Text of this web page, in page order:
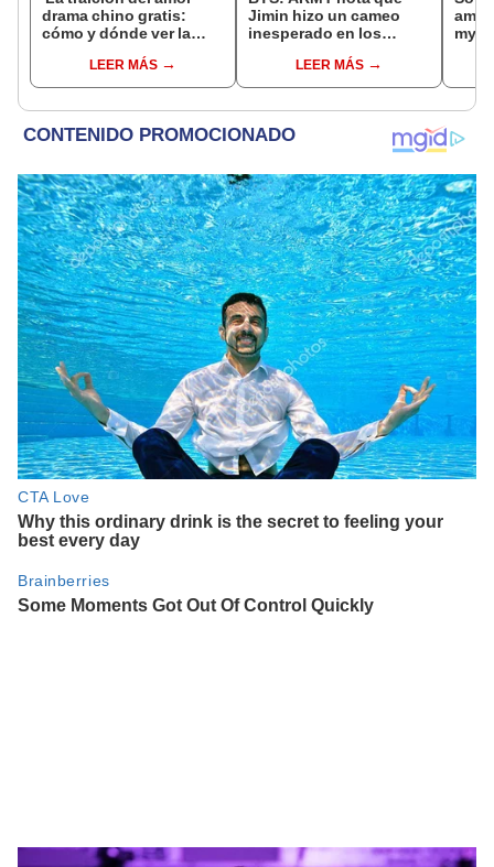
drama chino gratis:
cómo y dónde ver la
español latino
LEER MÁS
Jimin hizo un cameo
inesperado en los
Beijing 2022
LEER MÁS
my